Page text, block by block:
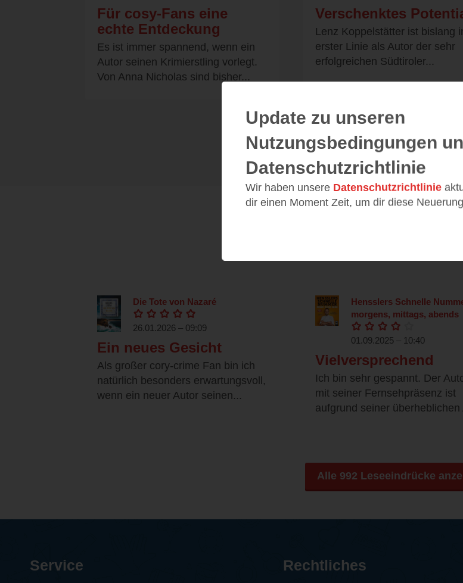
Für cosy-Fans eine
echte Entdeckung
Es ist immer spannend, wenn ein
Autor seinen Krimierstling vorlegt.
Von Anna Nicholas sind bisher...
Verschenktes
Lenz Koppelstätter ist bislang
erster Linie als Autor der sehr
erfolgreichen Südtiroler...
Alle 73 Rezensionen
Die Tote von Nazaré
26.01.2026 – 09:09
Ein neues Gesicht
Als großer cory-crime Fan bin ich
natürlich besonders erwartungsvoll,
wenn ein neuer Autor seinen...
Hensslers Schnelle
morgens, mittags, abends
01.09.2025 – 10:40
Vielversprechend
Ich bin sehr gespannt. Der
mit seiner Fernsehpräsenz ist
aufgrund seiner überheblichen
Alle 992 Leseeindrücke
Update zu unseren
Nutzungsbedingungen
Datenschutzrichtlinie
Wir haben unsere Datenschutzrichtlinie
dir einen Moment Zeit, um dir diese
Service Rechtliches